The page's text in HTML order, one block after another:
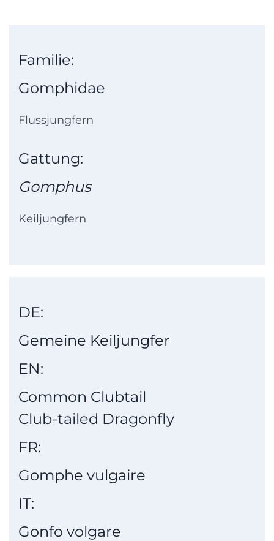
Familie:
Gomphidae
Flussjungfern
Gattung:
Gomphus
Keiljungfern
DE:
Gemeine Keiljungfer
EN:
Common Clubtail
Club-tailed Dragonfly
FR:
Gomphe vulgaire
IT:
Gonfo volgare